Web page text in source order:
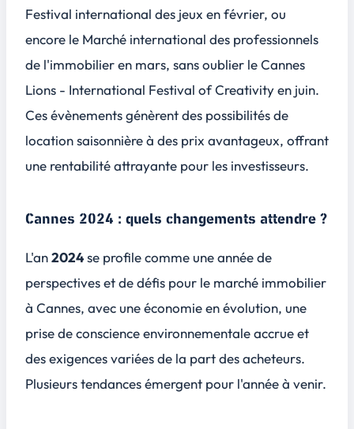
Festival international des jeux en février, ou
encore le Marché international des professionnels
de l'immobilier en mars, sans oublier le Cannes
Lions - International Festival of Creativity en juin.
Ces évènements génèrent des possibilités de
location saisonnière à des prix avantageux, offrant
une rentabilité attrayante pour les investisseurs.
Cannes 2024 : quels changements attendre ?
L'an2024se profile comme une année de
perspectives et de défis pour le marché immobilier
à Cannes, avec une économie en évolution, une
prise de conscience environnementale accrue et
des exigences variées de la part des acheteurs.
Plusieurs tendances émergent pour l'année à venir.